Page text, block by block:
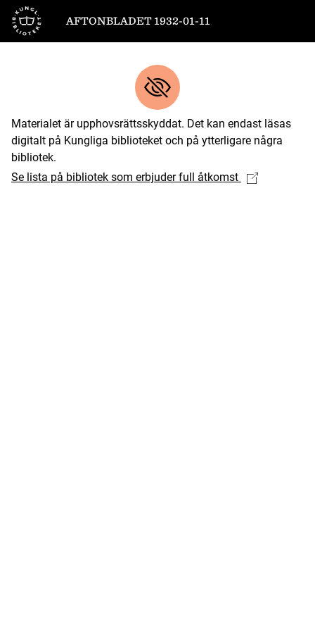
Till startsidan
AFTONBLADET 1932-01-11
Materialet är upphovsrättsskyddat. Det kan endast läsas
digitalt på Kungliga biblioteket och på ytterligare några
bibliotek.
Se lista på bibliotek som erbjuder full åtkomst